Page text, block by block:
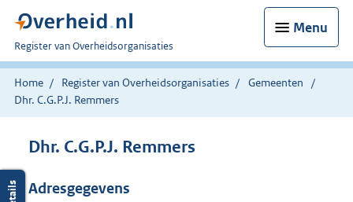
Menu
U
bent
nu
hier:
Register van Overheidsorganisaties
Home Register van Overheidsorganisaties
Gemeenten
Dhr. C.G.P.J. Remmers
Dhr. C.G.P.J. Remmers
Adresgegevens